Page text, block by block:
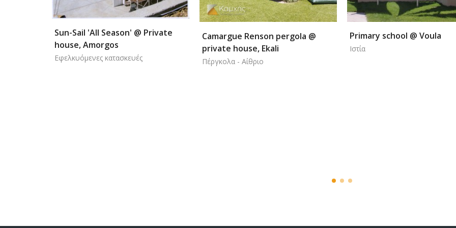
Camargue Renson pergola @
private house, Ekali
Πέργκολα - Αίθριο
Primary school @ Voula
Ιστία
Car-Park shades @ METRO
supermarket, Arta